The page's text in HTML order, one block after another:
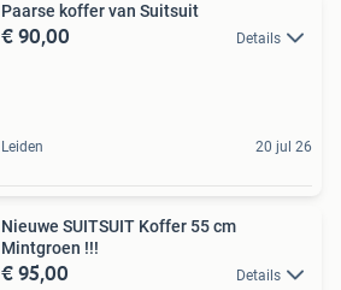
Paarse koffer van Suitsuit
€ 90,00 Details
Leiden 20 jul 26
Nieuwe SUITSUIT Koffer 55 cm
Mintgroen !!!
€ 95,00 Details